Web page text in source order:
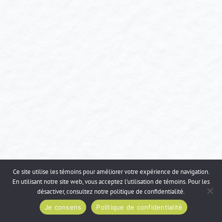
Ce site utilise les témoins pour améliorer votre expérience de navigation.
En utilisant notre site web, vous acceptez l’utilisation de témoins. Pour les
désactiver, consultez notre politique de confidentialité.
Je consens
Politique de confidentialité